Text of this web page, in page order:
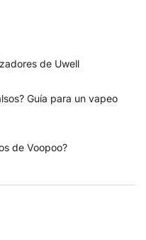
de Uwell
Guía para un vapeo
de Voopoo?